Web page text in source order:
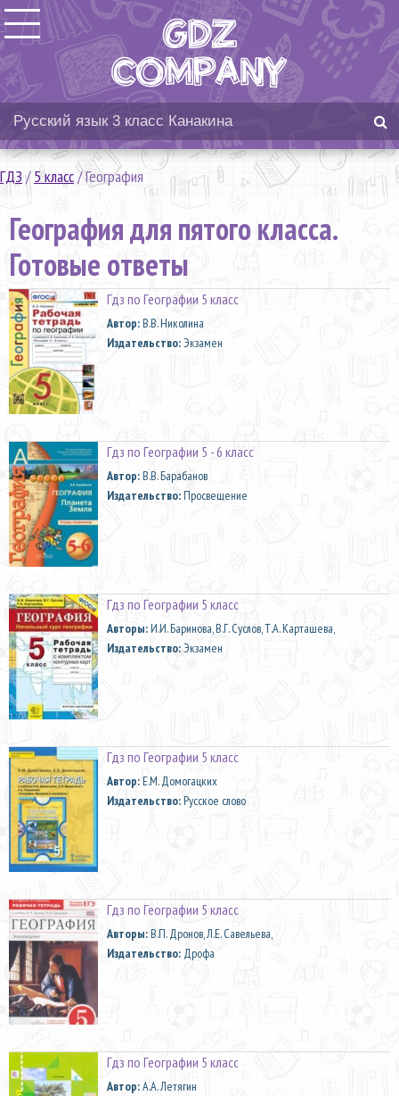
ГДЗ/5 класс/География
География для пятого класса.
Готовые ответы
Гдз по Географии 5 класс
Автор:В.В. Николина
Издательство:Экзамен
Гдз по Географии 5 - 6 класс
Автор: В.В. Барабанов
Издательство:Просвещение
Гдз по Географии 5 класс
Aвторы:И.И. Баринова, В.Г. Суслов, Т.А. Карташева,
Издательство:Экзамен
Гдз по Географии 5 класс
Автор: Е.М. Домогацких
Издательство:Русское слово
Гдз по Географии 5 класс
Aвторы:В.П. Дронов, Л.Е. Савельева,
Издательство: Дрофа
Гдз по Географии 5 класс
Автор:А.А. Летягин